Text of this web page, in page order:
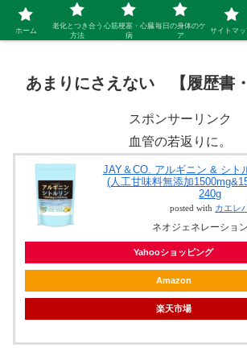
シニア 新しい人生を開拓するブ
あまりにさえない 【履歴書・
スポンサーリンク
血管の若返りに。
JAY＆CO. アルギニン & シト
(人工甘味料無添加
240g
posted with カエレ
ネオジェネレーショ
Yahooショッピング
Amazon
楽天市場
ホーム
老化とつき合う
方法
心筋梗塞・心臓
病
毎日の身体のケ
ア
サイトマ